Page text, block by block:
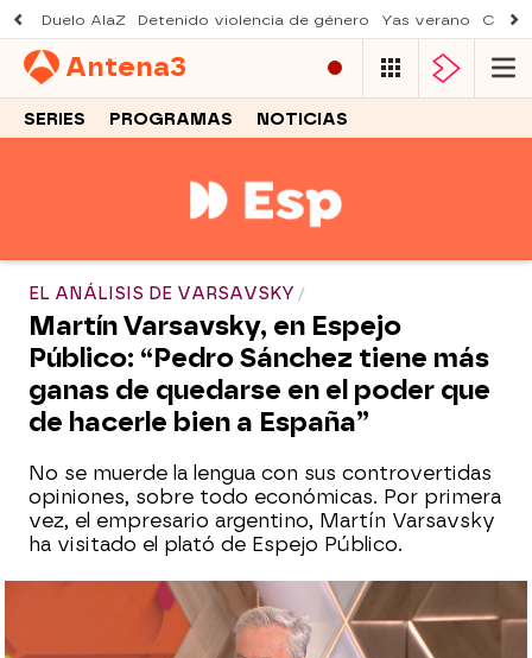
Duelo AlaZ Detenido violencia de género Yas verano
Antena3
SERIES PROGRAMAS NOTICIAS
EL ANÁLISIS DE VARSAVSKY
Martín Varsavsky, en Espejo
Público: “Pedro Sánchez tiene más
ganas de quedarse en el poder que
de hacerle bien a España”
No se muerde la lengua con sus controvertidas
opiniones, sobre todo económicas. Por primera
vez, el empresario argentino, Martín Varsavsky
ha visitado el plató de Espejo Público.